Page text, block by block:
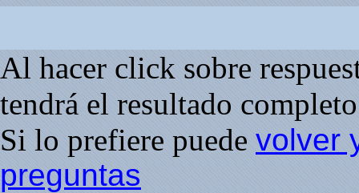
Al hacer click sobre
tendrá el resultado
Si lo prefiere puede volver
preguntas